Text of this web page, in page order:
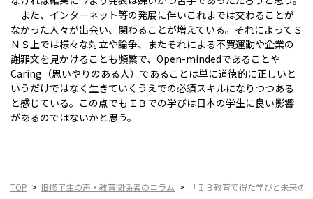
また、インターネット等の発展に伴いこれまでは交わることが
なかった人々が出会い、関わることが増えている。それによってＳ
ＮＳ上では様々な対立や論争、またそれによる不買運動や企業の
謝罪文を見かけることも頻繁で、Open-mindedであることや
Caring（思いやりのある人）であることは単に道徳的に正しいと
いうだけではなく生きていくうえでの必須スキルになりつつある
と感じている。この点でもＩＢでの学びは日本の学生に良い影響
があるのではないかと思う。
TOP IB修了生の声・教育関係者のコラム 「ＩＢ教育で得た学びと未来の